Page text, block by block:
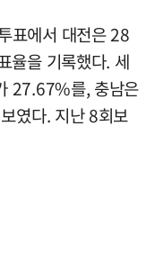
표에서 대전은 28
율을 기록했다. 세
27.67%를, 충남은
였다. 지난 8회보